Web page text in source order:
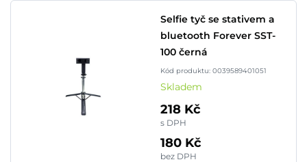
Selfie tyč se stativem a
bluetooth Forever SST-
100 černá
Kód produktu: 0039589401051
Skladem
218 Kč
s DPH
180 Kč
bez DPH